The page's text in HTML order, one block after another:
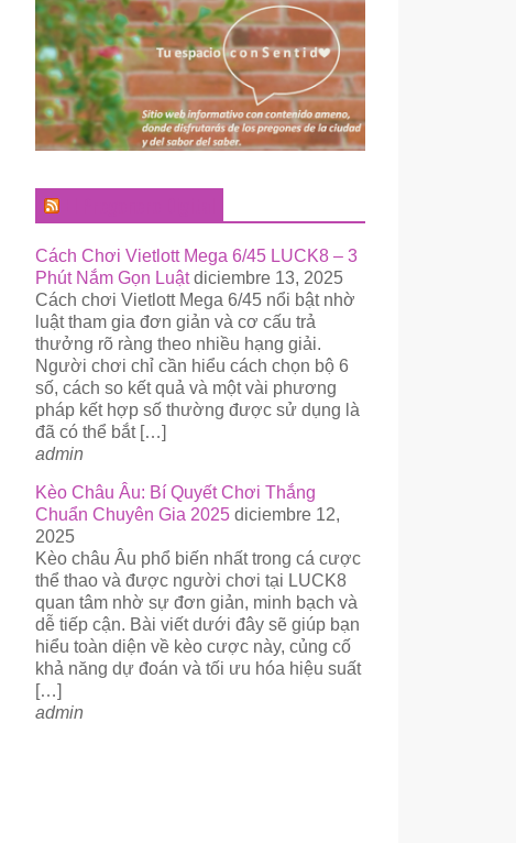
Cách Chơi Vietlott Mega 6/45 LUCK8 – 3
Phút Nắm Gọn Luật diciembre 13, 2025
Cách chơi Vietlott Mega 6/45 nổi bật nhờ
luật tham gia đơn giản và cơ cấu trả
thưởng rõ ràng theo nhiều hạng giải.
Người chơi chỉ cần hiểu cách chọn bộ 6
số, cách so kết quả và một vài phương
pháp kết hợp số thường được sử dụng là
đã có thể bắt […]
admin
Kèo Châu Âu: Bí Quyết Chơi Thắng
Chuẩn Chuyên Gia 2025 diciembre 12,
2025
Kèo châu Âu phổ biến nhất trong cá cược
thể thao và được người chơi tại LUCK8
quan tâm nhờ sự đơn giản, minh bạch và
dễ tiếp cận. Bài viết dưới đây sẽ giúp bạn
hiểu toàn diện về kèo cược này, củng cố
khả năng dự đoán và tối ưu hóa hiệu suất
[…]
admin